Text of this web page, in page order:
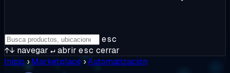
esc
↑↓ navegar ↵abrir esc cerrar
Inicio › Marketplace ›Automatización